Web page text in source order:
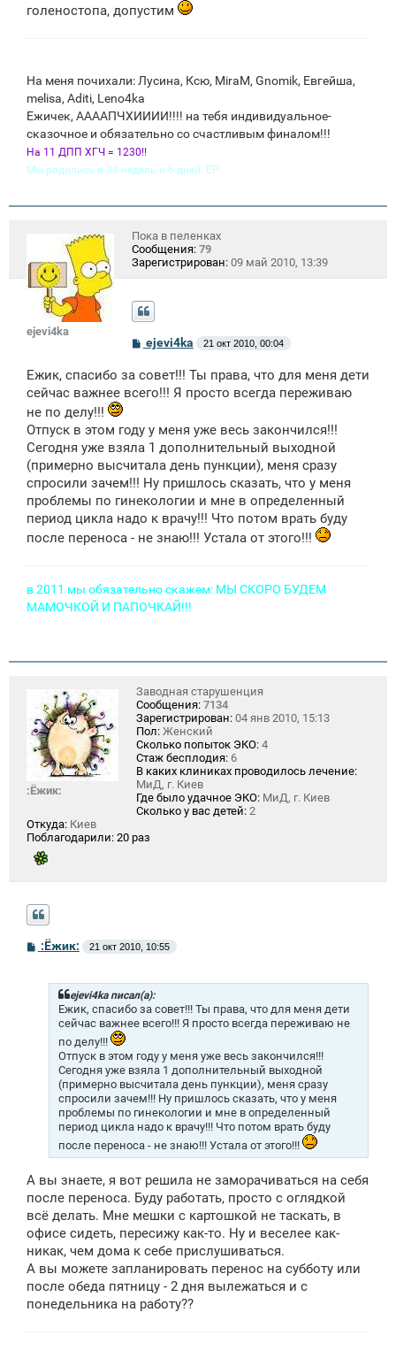
голеностопа, допустим
На меня почихали: Лусина, Ксю, MiraM, Gnomik, Евгейша,
melisa, Aditi, Leno4ka
Ежичек, ААААПЧХИИИИ!!!! на тебя индивидуальное-
сказочное и обязательно со счастливым финалом!!!
На 11 ДПП ХГЧ = 1230!!
Мы родились в 38 недель и 6 дней. ЕР
ejevi4ka
Пока в пеленках
Сообщения: 79
Зарегистрирован: 09 май 2010, 13:39
С
о
б
щ
и
е
ejevi4ka 21 окт 2010, 00:04
Ежик, спасибо за совет!!! Ты права, что для меня дети
сейчас важнее всего!!! Я просто всегда переживаю
не по делу!!!
Отпуск в этом году у меня уже весь закончился!!!
Сегодня уже взяла 1 дополнительный выходной
(примерно высчитала день пункции), меня сразу
спросили зачем!!! Ну пришлось сказать, что у меня
проблемы по гинекологии и мне в определенный
период цикла надо к врачу!!! Что потом врать буду
после переноса - не знаю!!! Устала от этого!!!
в 2011 мы обязательно скажем: МЫ СКОРО БУДЕМ
МАМОЧКОЙ И ПАПОЧКАЙ!!!
:Ёжик:
Заводная старушенция
Сообщения: 7134
Зарегистрирован: 04 янв 2010, 15:13
Пол: Женский
Сколько попыток ЭКО: 4
Стаж бесплодия: 6
В каких клиниках проводилось лечение:
МиД, г. Киев
Где было удачное ЭКО: МиД, г. Киев
Сколько у вас детей: 2
Откуда: Киев
Поблагодарили: 20 раз
С:Ёжик: 21 окт 2010, 10:55
ejevi4ka писал(а):
Ежик, спасибо за совет!!! Ты права, что для меня дети
сейчас важнее всего!!! Я просто всегда переживаю не
по делу!!!
Отпуск в этом году у меня уже весь закончился!!!
Сегодня уже взяла 1 дополнительный выходной
(примерно высчитала день пункции), меня сразу
спросили зачем!!! Ну пришлось сказать, что у меня
проблемы по гинекологии и мне в определенный
период цикла надо к врачу!!! Что потом врать буду
после переноса - не знаю!!! Устала от этого!!!
А вы знаете, я вот решила не заморачиваться на себя
после переноса. Буду работать, просто с оглядкой
всё делать. Мне мешки с картошкой не таскать, в
офисе сидеть, пересижу как-то. Ну и веселее как-
никак, чем дома к себе прислушиваться.
А вы можете запланировать перенос на субботу или
после обеда пятницу - 2 дня вылежаться и с
понедельника на работу??